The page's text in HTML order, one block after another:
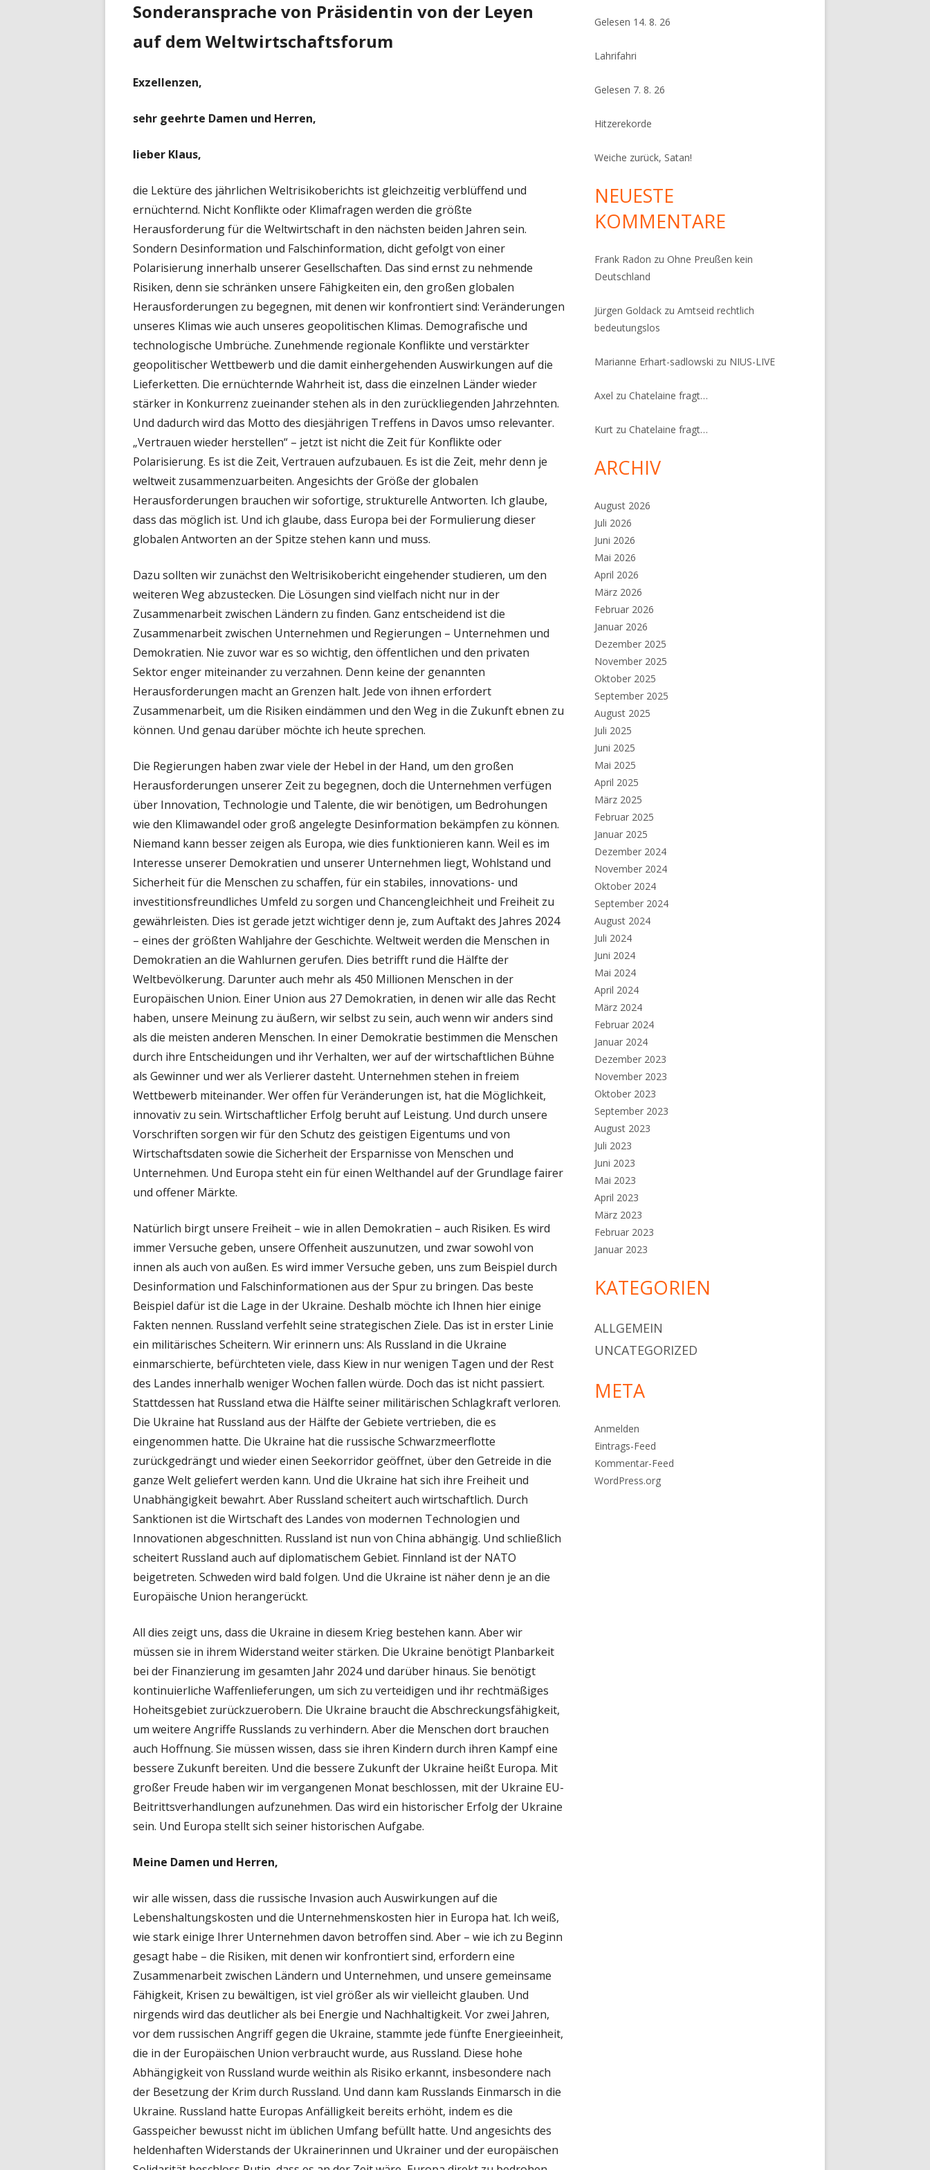
Sonderansprache von Präsidentin von der Leyen
auf dem Weltwirtschaftsforum
Exzellenzen,
sehr geehrte Damen und Herren,
lieber Klaus,
die Lektüre des jährlichen Weltrisikoberichts ist gleichzeitig verblüffend und
ernüchternd. Nicht Konflikte oder Klimafragen werden die größte
Herausforderung für die Weltwirtschaft in den nächsten beiden Jahren sein.
Sondern Desinformation und Falschinformation, dicht gefolgt von einer
Polarisierung innerhalb unserer Gesellschaften. Das sind ernst zu nehmende
Risiken, denn sie schränken unsere Fähigkeiten ein, den großen globalen
Herausforderungen zu begegnen, mit denen wir konfrontiert sind: Veränderungen
unseres Klimas wie auch unseres geopolitischen Klimas. Demografische und
technologische Umbrüche. Zunehmende regionale Konflikte und verstärkter
geopolitischer Wettbewerb und die damit einhergehenden Auswirkungen auf die
Lieferketten. Die ernüchternde Wahrheit ist, dass die einzelnen Länder wieder
stärker in Konkurrenz zueinander stehen als in den zurückliegenden Jahrzehnten.
Und dadurch wird das Motto des diesjährigen Treffens in Davos umso relevanter.
„Vertrauen wieder herstellen“ – jetzt ist nicht die Zeit für Konflikte oder
Polarisierung. Es ist die Zeit, Vertrauen aufzubauen. Es ist die Zeit, mehr denn je
weltweit zusammenzuarbeiten. Angesichts der Größe der globalen
Herausforderungen brauchen wir sofortige, strukturelle Antworten. Ich glaube,
dass das möglich ist. Und ich glaube, dass Europa bei der Formulierung dieser
globalen Antworten an der Spitze stehen kann und muss.
Dazu sollten wir zunächst den Weltrisikobericht eingehender studieren, um den
weiteren Weg abzustecken. Die Lösungen sind vielfach nicht nur in der
Zusammenarbeit zwischen Ländern zu finden. Ganz entscheidend ist die
Zusammenarbeit zwischen Unternehmen und Regierungen – Unternehmen und
Demokratien. Nie zuvor war es so wichtig, den öffentlichen und den privaten
Sektor enger miteinander zu verzahnen. Denn keine der genannten
Herausforderungen macht an Grenzen halt. Jede von ihnen erfordert
Zusammenarbeit, um die Risiken eindämmen und den Weg in die Zukunft ebnen zu
können. Und genau darüber möchte ich heute sprechen.
Die Regierungen haben zwar viele der Hebel in der Hand, um den großen
Herausforderungen unserer Zeit zu begegnen, doch die Unternehmen verfügen
über Innovation, Technologie und Talente, die wir benötigen, um Bedrohungen
wie den Klimawandel oder groß angelegte Desinformation bekämpfen zu können.
Niemand kann besser zeigen als Europa, wie dies funktionieren kann. Weil es im
Interesse unserer Demokratien und unserer Unternehmen liegt, Wohlstand und
Sicherheit für die Menschen zu schaffen, für ein stabiles, innovations- und
investitionsfreundliches Umfeld zu sorgen und Chancengleichheit und Freiheit zu
gewährleisten. Dies ist gerade jetzt wichtiger denn je, zum Auftakt des Jahres 2024
– eines der größten Wahljahre der Geschichte. Weltweit werden die Menschen in
Demokratien an die Wahlurnen gerufen. Dies betrifft rund die Hälfte der
Weltbevölkerung. Darunter auch mehr als 450 Millionen Menschen in der
Europäischen Union. Einer Union aus 27 Demokratien, in denen wir alle das Recht
haben, unsere Meinung zu äußern, wir selbst zu sein, auch wenn wir anders sind
als die meisten anderen Menschen. In einer Demokratie bestimmen die Menschen
durch ihre Entscheidungen und ihr Verhalten, wer auf der wirtschaftlichen Bühne
als Gewinner und wer als Verlierer dasteht. Unternehmen stehen in freiem
Wettbewerb miteinander. Wer offen für Veränderungen ist, hat die Möglichkeit,
innovativ zu sein. Wirtschaftlicher Erfolg beruht auf Leistung. Und durch unsere
Vorschriften sorgen wir für den Schutz des geistigen Eigentums und von
Wirtschaftsdaten sowie die Sicherheit der Ersparnisse von Menschen und
Unternehmen. Und Europa steht ein für einen Welthandel auf der Grundlage fairer
und offener Märkte.
Natürlich birgt unsere Freiheit – wie in allen Demokratien – auch Risiken. Es wird
immer Versuche geben, unsere Offenheit auszunutzen, und zwar sowohl von
innen als auch von außen. Es wird immer Versuche geben, uns zum Beispiel durch
Desinformation und Falschinformationen aus der Spur zu bringen. Das beste
Beispiel dafür ist die Lage in der Ukraine. Deshalb möchte ich Ihnen hier einige
Fakten nennen. Russland verfehlt seine strategischen Ziele. Das ist in erster Linie
ein militärisches Scheitern. Wir erinnern uns: Als Russland in die Ukraine
einmarschierte, befürchteten viele, dass Kiew in nur wenigen Tagen und der Rest
des Landes innerhalb weniger Wochen fallen würde. Doch das ist nicht passiert.
Stattdessen hat Russland etwa die Hälfte seiner militärischen Schlagkraft verloren.
Die Ukraine hat Russland aus der Hälfte der Gebiete vertrieben, die es
eingenommen hatte. Die Ukraine hat die russische Schwarzmeerflotte
zurückgedrängt und wieder einen Seekorridor geöffnet, über den Getreide in die
ganze Welt geliefert werden kann. Und die Ukraine hat sich ihre Freiheit und
Unabhängigkeit bewahrt. Aber Russland scheitert auch wirtschaftlich. Durch
Sanktionen ist die Wirtschaft des Landes von modernen Technologien und
Innovationen abgeschnitten. Russland ist nun von China abhängig. Und schließlich
scheitert Russland auch auf diplomatischem Gebiet. Finnland ist der NATO
beigetreten. Schweden wird bald folgen. Und die Ukraine ist näher denn je an die
Europäische Union herangerückt.
All dies zeigt uns, dass die Ukraine in diesem Krieg bestehen kann. Aber wir
müssen sie in ihrem Widerstand weiter stärken. Die Ukraine benötigt Planbarkeit
bei der Finanzierung im gesamten Jahr 2024 und darüber hinaus. Sie benötigt
kontinuierliche Waffenlieferungen, um sich zu verteidigen und ihr rechtmäßiges
Hoheitsgebiet zurückzuerobern. Die Ukraine braucht die Abschreckungsfähigkeit,
um weitere Angriffe Russlands zu verhindern. Aber die Menschen dort brauchen
auch Hoffnung. Sie müssen wissen, dass sie ihren Kindern durch ihren Kampf eine
bessere Zukunft bereiten. Und die bessere Zukunft der Ukraine heißt Europa. Mit
großer Freude haben wir im vergangenen Monat beschlossen, mit der Ukraine EU-
Beitrittsverhandlungen aufzunehmen. Das wird ein historischer Erfolg der Ukraine
sein. Und Europa stellt sich seiner historischen Aufgabe.
Meine Damen und Herren,
wir alle wissen, dass die russische Invasion auch Auswirkungen auf die
Lebenshaltungskosten und die Unternehmenskosten hier in Europa hat. Ich weiß,
wie stark einige Ihrer Unternehmen davon betroffen sind. Aber – wie ich zu Beginn
gesagt habe – die Risiken, mit denen wir konfrontiert sind, erfordern eine
Zusammenarbeit zwischen Ländern und Unternehmen, und unsere gemeinsame
Fähigkeit, Krisen zu bewältigen, ist viel größer als wir vielleicht glauben. Und
nirgends wird das deutlicher als bei Energie und Nachhaltigkeit. Vor zwei Jahren,
vor dem russischen Angriff gegen die Ukraine, stammte jede fünfte Energieeinheit,
die in der Europäischen Union verbraucht wurde, aus Russland. Diese hohe
Abhängigkeit von Russland wurde weithin als Risiko erkannt, insbesondere nach
der Besetzung der Krim durch Russland. Und dann kam Russlands Einmarsch in die
Ukraine. Russland hatte Europas Anfälligkeit bereits erhöht, indem es die
Gasspeicher bewusst nicht im üblichen Umfang befüllt hatte. Und angesichts des
heldenhaften Widerstands der Ukrainerinnen und Ukrainer und der europäischen
Gelesen 14. 8. 26
Lahrifahri
Gelesen 7. 8. 26
Hitzerekorde
Weiche zurück, Satan!
NEUESTE
KOMMENTARE
Frank Radon zuOhne Preußen kein
Deutschland
Jürgen Goldack zuAmtseid rechtlich
bedeutungslos
Marianne Erhart-sadlowski zu NIUS-LIVE
Axel zuChatelaine fragt…
Kurt zuChatelaine fragt…
ARCHIV
August 2026
Juli 2026
Juni 2026
Mai 2026
April 2026
März 2026
Februar 2026
Januar 2026
Dezember 2025
November 2025
Oktober 2025
September 2025
August 2025
Juli 2025
Juni 2025
Mai 2025
April 2025
März 2025
Februar 2025
Januar 2025
Dezember 2024
November 2024
Oktober 2024
September 2024
August 2024
Juli 2024
Juni 2024
Mai 2024
April 2024
März 2024
Februar 2024
Januar 2024
Dezember 2023
November 2023
Oktober 2023
September 2023
August 2023
Juli 2023
Juni 2023
Mai 2023
April 2023
März 2023
Februar 2023
Januar 2023
KATEGORIEN
ALLGEMEIN
UNCATEGORIZED
META
Anmelden
Eintrags-Feed
Kommentar-Feed
WordPress.org